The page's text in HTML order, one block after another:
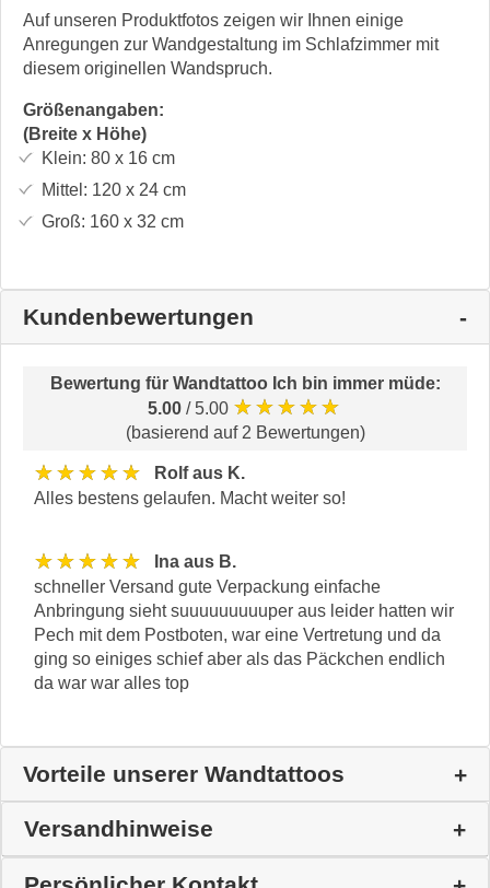
Auf unseren Produktfotos zeigen wir Ihnen einige
Anregungen zur Wandgestaltung im Schlafzimmer mit
diesem originellen Wandspruch.
Größenangaben:
(Breite x Höhe)
Klein: 80 x 16cm
Mittel: 120 x 24cm
Groß: 160 x 32 cm
Kundenbewertungen
Bewertung für Wandtattoo Ich bin immer müde:
5.00 / 5.00 ★★★★★
(basierend auf 2 Bewertungen)
★★★★★
Rolf aus K.
Alles bestens gelaufen. Macht weiter so!
★★★★★
Ina aus B.
schneller Versand gute Verpackung einfache
Anbringung sieht suuuuuuuuuper aus leider hatten wir
Pech mit dem Postboten, war eine Vertretung und da
ging so einiges schief aber als das Päckchen endlich
da war war alles top
Vorteile unserer Wandtattoos
Versandhinweise